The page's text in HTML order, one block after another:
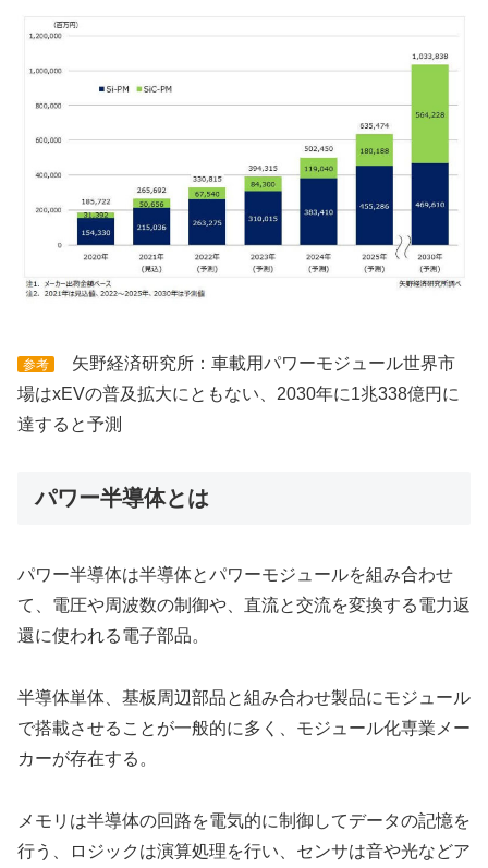
参考
矢野経済研究所：車載用パワーモジュール世界市
場はxEVの普及拡大にともない、2030年に1兆338億円に
達すると予測
パワー半導体とは
パワー半導体は半導体とパワーモジュールを組み合わせ
て、電圧や周波数の制御や、直流と交流を変換する電力返
還に使われる電子部品。
半導体単体、基板周辺部品と組み合わせ製品にモジュール
で搭載させることが一般的に多く、モジュール化専業メー
カーが存在する。
メモリは半導体の回路を電気的に制御してデータの記憶を
行う、ロジックは演算処理を行い、センサは音や光などア